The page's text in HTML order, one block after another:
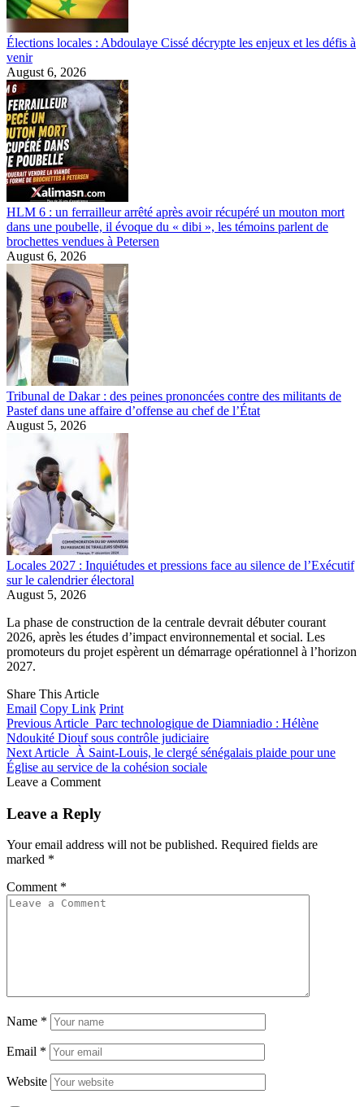
Élections locales : Abdoulaye Cissé décrypte les enjeux et les défis à
venir
August 6, 2026
HLM 6 : un ferrailleur arrêté après avoir récupéré un mouton mort
dans une poubelle, il évoque du « dibi », les témoins parlent de
brochettes vendues à Petersen
August 6, 2026
Tribunal de Dakar : des peines prononcées contre des militants de
Pastef dans une affaire d’offense au chef de l’État
August 5, 2026
Locales 2027 : Inquiétudes et pressions face au silence de l’Exécutif
sur le calendrier électoral
August 5, 2026
La phase de construction de la centrale devrait débuter courant
2026, après les études d’impact environnemental et social. Les
promoteurs du projet espèrent un démarrage opérationnel à l’horizon
2027.
Share This Article
Email Copy Link Print
Previous Article Parc technologique de Diamniadio : Hélène
Ndoukité Diouf sous contrôle judiciaire
Next Article À Saint-Louis, le clergé sénégalais plaide pour une
Église au service de la cohésion sociale
Leave a Comment
Leave a Reply
Your email address will not be published. Required fields are
marked *
Comment *
Name *
Email *
Website